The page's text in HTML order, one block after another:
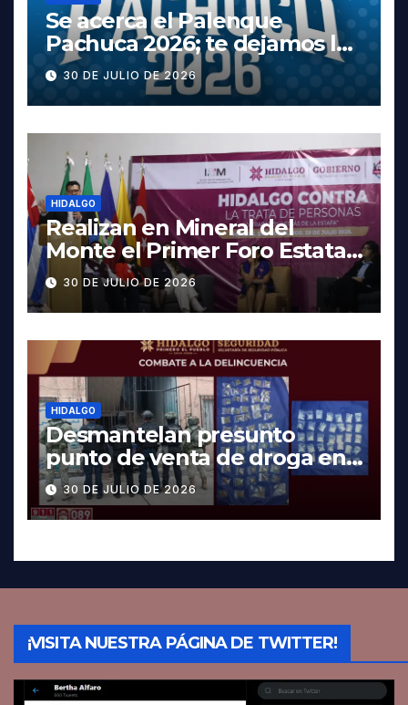
Se acerca el Palenque
Pachuca 2026; te dejamos la
cartelera completa, las
fechas y los precios
30 DE JULIO DE 2026
HIDALGO
Realizan en Mineral del
Monte el Primer Foro Estatal
contra la Trata de Personas
30 DE JULIO DE 2026
HIDALGO
Desmantelan presunto
punto de venta de droga en
Pachuca; hay dos detenidos
30 DE JULIO DE 2026
¡VISITA NUESTRA PÁGINA DE TWITTER!